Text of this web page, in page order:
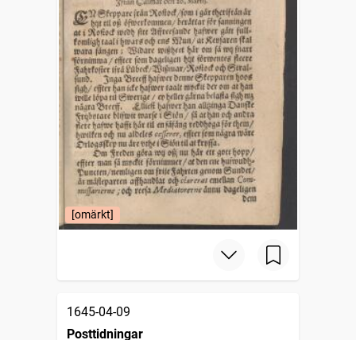
[omärkt]
1645-04-09
Posttidningar